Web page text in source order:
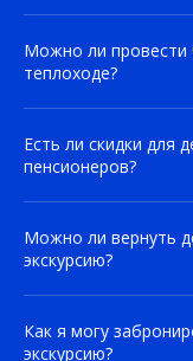
Можно ли провести
теплоходе?
Есть ли скидки для
пенсионеров?
Можно ли вернуть
экскурсию?
Как я могу
экскурсию?